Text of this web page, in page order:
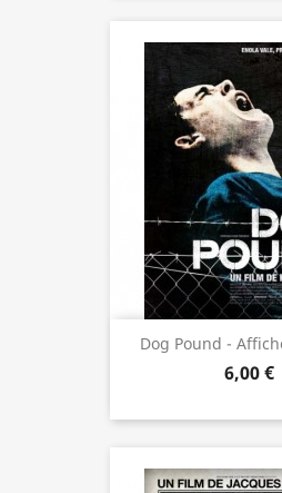
Dog Pound -
6,00 €